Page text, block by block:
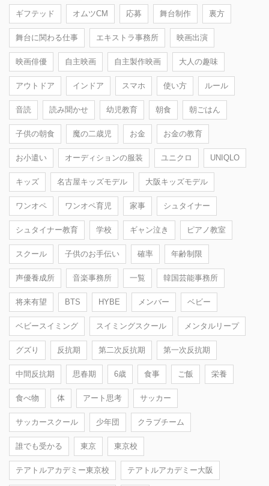
ギフテッド オムツCM 応募 舞台制作 裏方
舞台に関わる仕事 エキストラ事務所 映画出演
映画俳優 自主映画 自主製作映画 大人の趣味
アウトドア インドア スマホ 使い方 ルール
音読 読み聞かせ 幼児教育 朝食 朝ごはん
子供の朝食 魔の二歳児 お金 お金の教育
お小遣い オーディションの服装 ユニクロ UNIQLO
キッズ 名古屋キッズモデル 大阪キッズモデル
ワンオペ ワンオペ育児 家事 シュタイナー
シュタイナー教育 学校 ギャン泣き ピアノ教室
スクール 子供のお手伝い 確率 年齢制限
声優養成所 音楽事務所 一覧 韓国芸能事務所
将来有望 BTS HYBE メンバー ベビー
ベビースイミング スイミングスクール メンタルリープ
グズり 反抗期 第二次反抗期 第一次反抗期
中間反抗期 思春期 6歳 食事 ご飯 栄養
食べ物 体 アート思考 サッカー
サッカースクール 少年団 クラブチーム
誰でも受かる 東京 東京校
テアトルアカデミー東京校 テアトルアカデミー大阪